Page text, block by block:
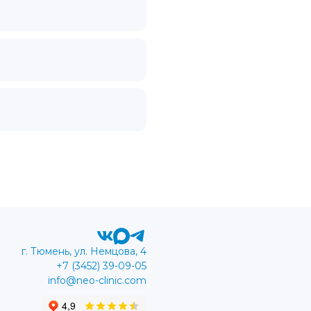
г. Тюмень, ул. Немцова, 4
+7 (3452) 39-09-05
info@neo-clinic.com